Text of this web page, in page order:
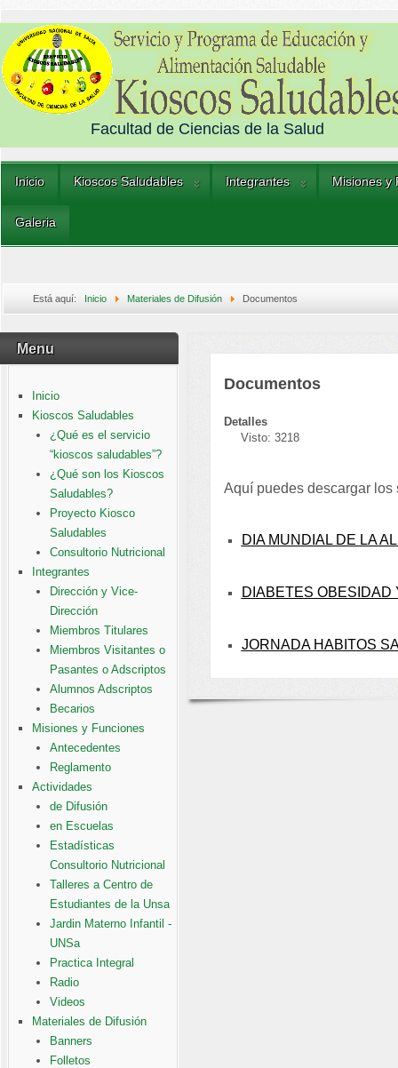
Facultad de Ciencias de la Salud
Inicio Kioscos Saludables Integrantes Misiones y
Galeria
Está aquí: Inicio Materiales de Difusión Documentos
Menu
Inicio
Kioscos Saludables
¿Qué es el servicio
“kioscos saludables”?
¿Qué son los Kioscos
Saludables?
Proyecto Kiosco
Saludables
Consultorio Nutricional
Integrantes
Dirección y Vice-
Dirección
Miembros Titulares
Miembros Visitantes o
Pasantes o Adscriptos
Alumnos Adscriptos
Becarios
Misiones y Funciones
Antecedentes
Reglamento
Actividades
de Difusión
en Escuelas
Estadísticas
Consultorio Nutricional
Talleres a Centro de
Estudiantes de la Unsa
Jardin Materno Infantil -
UNSa
Practica Integral
Radio
Videos
Materiales de Difusión
Banners
Folletos
Documentos
Detalles
Visto: 3218
Aquí puedes descargar los
DIA MUNDIAL DE LA
DIABETES OBESIDAD
JORNADA HABITOS